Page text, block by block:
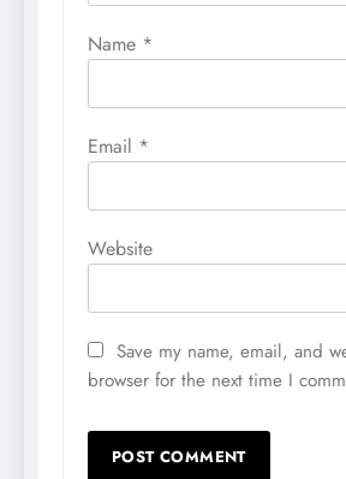
Name *
Email *
Website
Save my name, email, and
browser for the next time I